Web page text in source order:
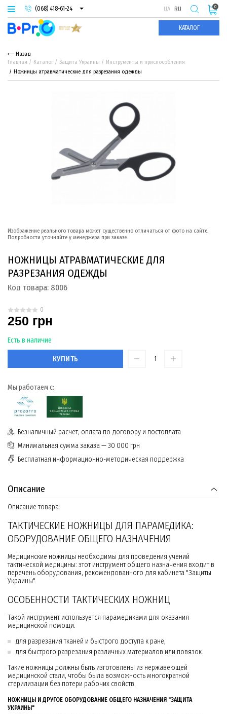
(068) 418-61-24
(093) 974-66-94
(095) 987-29-55
UA RU
КАТАЛОГ
0
Назад
Главная
Каталог Защита Украины
Инструменты и приспособления
Ножницы атравматические для разрезания одежды
Изображение реального товара может существенно отличаться от фото на сайте.
Подробности уточняйте у менеджера при заказе.
НОЖНИЦЫ АТРАВМАТИЧЕСКИЕ ДЛЯ
РАЗРЕЗАНИЯ ОДЕЖДЫ
Код товара: 8006
0
250 грн
Есть в наличие
КУПИТЬ
Мы работаем с:
Безналичный расчет, оплата по договору и постоплата
Минимальная сумма заказа — 30 000 грн
Бесплатная информационно-методическая поддержка
Описание
Описание товара:
ТАКТИЧЕСКИЕ НОЖНИЦЫ ДЛЯ ПАРАМЕДИКА:
ОБОРУДОВАНИЕ ОБЩЕГО НАЗНАЧЕНИЯ
Медицинские ножницы необходимы для проведения учений
тактической медицины: этот инструмент общего назначения входит в
перечень оборудования, рекомендованного для кабинета "Защиты
Украины".
ОСОБЕННОСТИ ТАКТИЧЕСКИХ НОЖНИЦ
Такой инструмент используется парамедиками для оказания
медицинской помощи.
для разрезания тканей и быстрого доступа к ране,
для быстрого разрезания различных материалов или повязок.
Такие ножницы должны быть изготовлены из нержавеющей
медицинской стали, чтобы была возможность многократной
стерилизации без потери рабочих свойств.
НОЖНИЦЫ И ДРУГОЕ ОБОРУДОВАНИЕ ОБЩЕГО НАЗНАЧЕНИЯ "ЗАЩИТА
УКРАИНЫ"